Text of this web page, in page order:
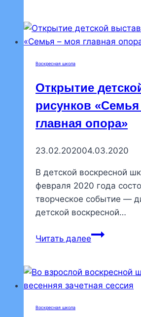
для
взрослых
Воскресная школа
Открытие
рисунков
главная опора»
23.02.202004.03.2020
В детской воскресной
февраля 2020 года
творческое событие —
детской воскресной…
Читать далееОткрытие
рисунков
«Семья
Воскресная школа